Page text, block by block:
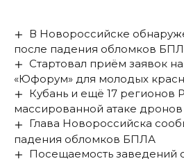
В Новороссийске
после падения обломков
Стартовал приём заявок
«Юфорум» для молодых
Кубань и ещё 17 регионов
массированной атаке дронов
Глава Новороссийска
падения обломков БПЛА
Посещаемость заведений